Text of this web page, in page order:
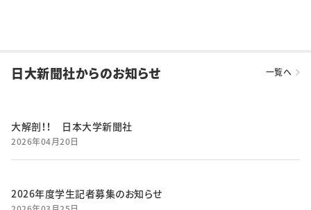
日大新聞社からのお知らせ 一覧へ
大解剖！！ 日本大学新聞社
2026年04月20日
2026年度学生記者募集のお知らせ